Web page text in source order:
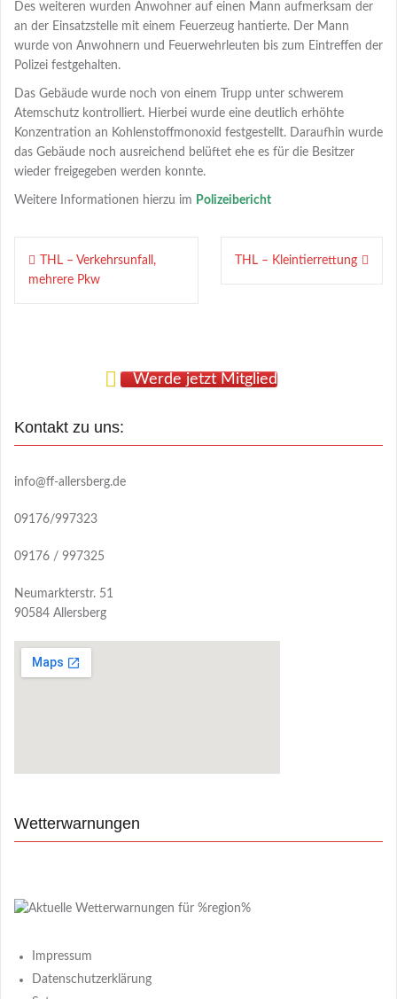
Des weiteren wurden Anwohner auf einen Mann aufmerksam der
an der Einsatzstelle mit einem Feuerzeug hantierte. Der Mann
wurde von Anwohnern und Feuerwehrleuten bis zum Eintreffen der
Polizei festgehalten.
Das Gebäude wurde noch von einem Trupp unter schwerem
Atemschutz kontrolliert. Hierbei wurde eine deutlich erhöhte
Konzentration an Kohlenstoffmonoxid festgestellt. Daraufhin wurde
das Gebäude noch ausreichend belüftet ehe es für die Besitzer
wieder freigegeben werden konnte.
Weitere Informationen hierzu im Polizeibericht
Beitragsnavigation
THL – Verkehrsunfall,
mehrere Pkw
THL – Kleintierrettung
Werde jetzt Mitglied
Kontakt zu uns:
info@ff-allersberg.de
09176/997323
09176 / 997325
Neumarkterstr. 51
90584 Allersberg
Wetterwarnungen
Impressum
Datenschutzerklärung